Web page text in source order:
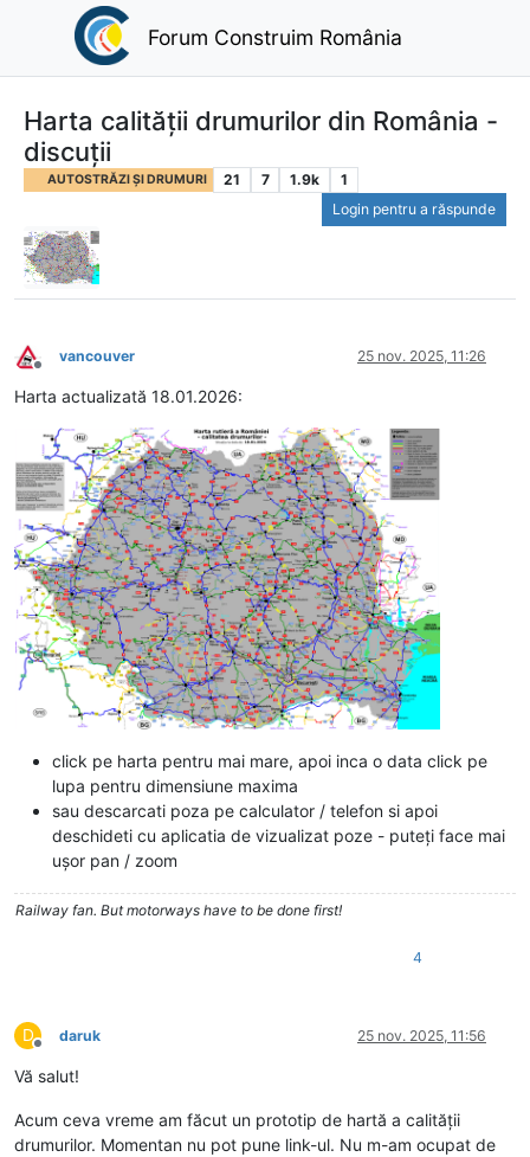
Forum Construim România
Harta calității drumurilor din România -
discuții
AUTOSTRĂZI ȘI DRUMURI 21 7 1.9k
1
Login pentru a răspunde
Deconectat
vancouver 25 nov. 2025, 11:26
Harta actualizată 18.01.2026:
click pe harta pentru mai mare, apoi inca o data click pe
lupa pentru dimensiune maxima
sau descarcati poza pe calculator / telefon si apoi
deschideti cu aplicatia de vizualizat poze - puteți face mai
ușor pan / zoom
Railway fan. But motorways have to be done first!
4
D
Deconectat
daruk 25 nov. 2025, 11:56
Vă salut!
Acum ceva vreme am făcut un prototip de hartă a calității
drumurilor. Momentan nu pot pune link-ul. Nu m-am ocupat de